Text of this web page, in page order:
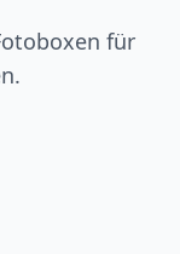
für